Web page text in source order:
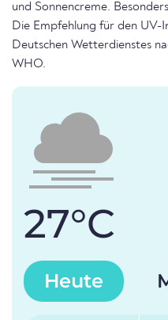
und Sonnencreme.
Die Empfehlung für den UV-
Deutschen Wetterdienstes
WHO.
27°C
Heute